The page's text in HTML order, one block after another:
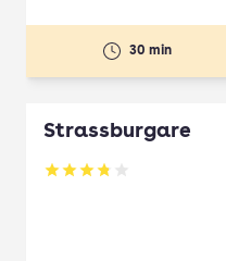
30 min
Strassburgare
Betyg: 3.78 av 5